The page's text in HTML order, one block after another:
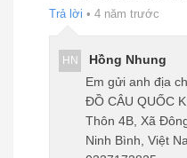
Trả lời • 4 năm trước
HN
Hồng Nhung
Em gửi anh địa
ĐỒ CÂU QUỐC
Thôn 4B, Xã
Ninh Bình, Việt